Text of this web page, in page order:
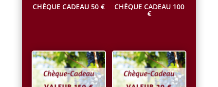
CHÈQUE CADEAU 50 € CHÈQUE CADEAU 100
€